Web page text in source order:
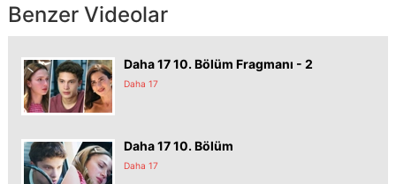
Benzer Videolar
Daha 17 10. Bölüm Fragmanı - 2
Daha 17
Daha 17 10. Bölüm
Daha 17